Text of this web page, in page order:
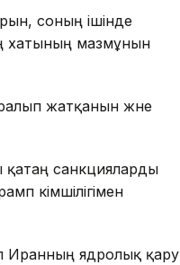
соның ішінде
хатының мазмұнын
жатқанын және
санкцияларды
әкімшілігімен
Иранның ядролық қару